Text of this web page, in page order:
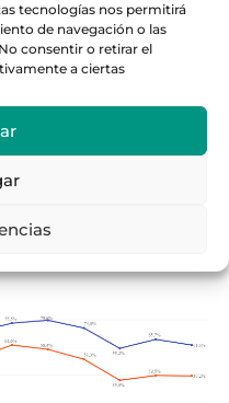
tecnologías nos permitirá
de navegación o las
consentir o retirar el
a ciertas
impact-report.html